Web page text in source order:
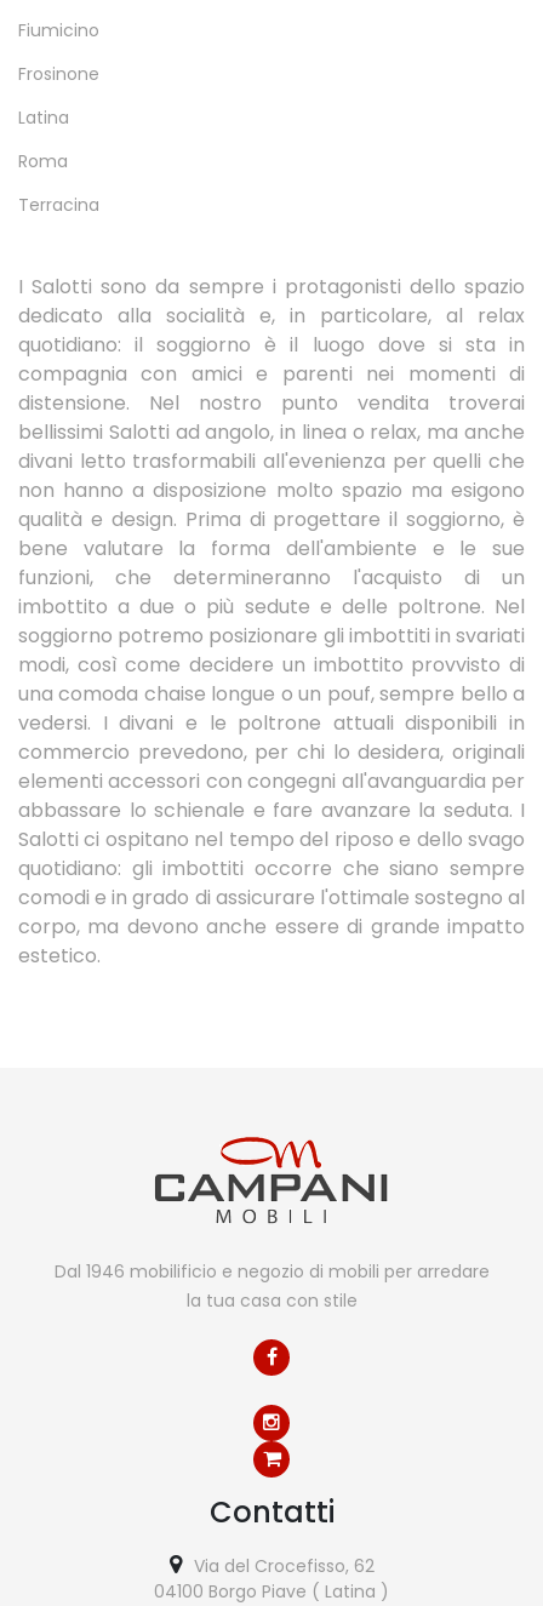
Fiumicino
Frosinone
Latina
Roma
Terracina
I Salotti sono da sempre i protagonisti dello spazio
dedicato alla socialità e, in particolare, al relax
quotidiano: il soggiorno è il luogo dove si sta in
compagnia con amici e parenti nei momenti di
distensione. Nel nostro punto vendita troverai
bellissimi Salotti ad angolo, in linea o relax, ma anche
divani letto trasformabili all'evenienza per quelli che
non hanno a disposizione molto spazio ma esigono
qualità e design. Prima di progettare il soggiorno, è
bene valutare la forma dell'ambiente e le sue
funzioni, che determineranno l'acquisto di un
imbottito a due o più sedute e delle poltrone. Nel
soggiorno potremo posizionare gli imbottiti in svariati
modi, così come decidere un imbottito provvisto di
una comoda chaise longue o un pouf, sempre bello a
vedersi. I divani e le poltrone attuali disponibili in
commercio prevedono, per chi lo desidera, originali
elementi accessori con congegni all'avanguardia per
abbassare lo schienale e fare avanzare la seduta. I
Salotti ci ospitano nel tempo del riposo e dello svago
quotidiano: gli imbottiti occorre che siano sempre
comodi e in grado di assicurare l'ottimale sostegno al
corpo, ma devono anche essere di grande impatto
estetico.
Dal 1946 mobilificio e negozio di mobili per arredare
la tua casa con stile
Contatti
Via del Crocefisso, 62
04100 Borgo Piave ( Latina )